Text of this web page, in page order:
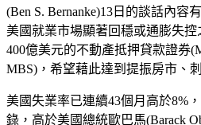
(Ben S. Bernanke)13日的談話內容
美國就業市場顯著回穩或通膨失
400億美元的不動產抵押貸款證券
MBS)，希望藉此達到提振房市、
美國失業率已連續43個月高於8%
錄，高於美國總統歐巴馬(Barack